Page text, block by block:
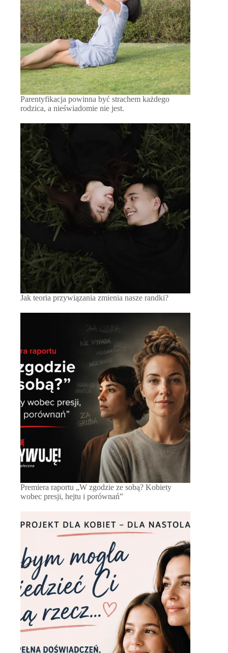
Parentyfikacja powinna być strachem każdego
rodzica, a nieświadomie nie jest.
Jak teoria przywiązania zmienia nasze randki?
Premiera raportu „W zgodzie ze sobą? Kobiety
wobec presji, hejtu i porównań”